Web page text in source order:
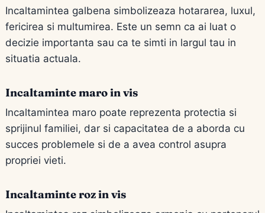
Incaltamintea galbena simbolizeaza hotararea, luxul,
fericirea si multumirea. Este un semn ca ai luat o
decizie importanta sau ca te simti in largul tau in
situatia actuala.
Incaltaminte maro in vis
Incaltamintea maro poate reprezenta protectia si
sprijinul familiei, dar si capacitatea de a aborda cu
succes problemele si de a avea control asupra
propriei vieti.
Incaltaminte roz in vis